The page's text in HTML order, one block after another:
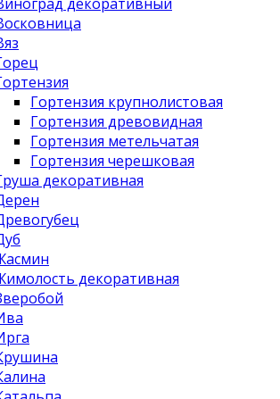
Гортензия крупнолистовая
Гортензия древовидная
Гортензия метельчатая
Гортензия черешковая
декоративная
декоративная